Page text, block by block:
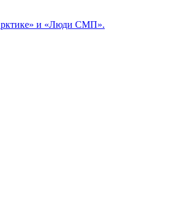
и «Люди СМП».